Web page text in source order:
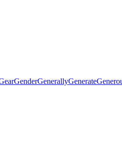
GenderGenerallyGenerate